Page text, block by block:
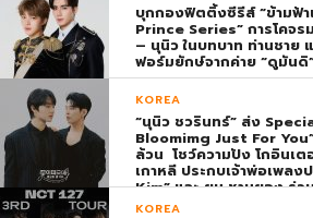
บุกกองฟิตติ้งซีรีส์ “ข้ามฟ้า
Prince Series” การโคจ
– นุนิว ในบทบาท ท่านชาย
ฟอร์มยักษ์จากค่าย “ดูมันดิ
KOREA
“นุนิว ชวรินทร์” ส่ง
Bloomimg Just For
ล้วน โชว์ความปัง โกอินเ
เกาหลี ประกบเจ้าพ่อเพลง
Kim” และ ยุน ชานยอง ร่ว
พุ่ง ติดอันดับ 1 โลก
KOREA